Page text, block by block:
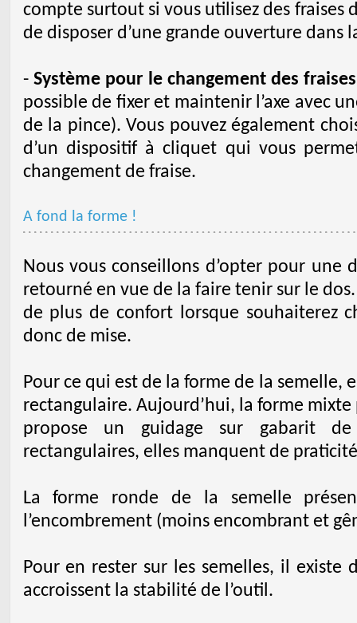
compte surtout si vous utilisez des fraises
de disposer d’une grande ouverture dans
- Système pour le changement des fraises
possible de fixer et maintenir l’axe avec
de la pince). Vous pouvez également
d’un dispositif à cliquet qui vous
changement de fraise.
A fond la forme !
Nous vous conseillons d’opter pour une
retourné en vue de la faire tenir sur le
de plus de confort lorsque souhaiterez
donc de mise.
Pour ce qui est de la forme de la
rectangulaire. Aujourd’hui, la forme
propose un guidage sur gabarit
rectangulaires, elles manquent de
La forme ronde de la semelle
l’encombrement (moins encombrant et
Pour en rester sur les semelles, il existe
accroissent la stabilité de l’outil.